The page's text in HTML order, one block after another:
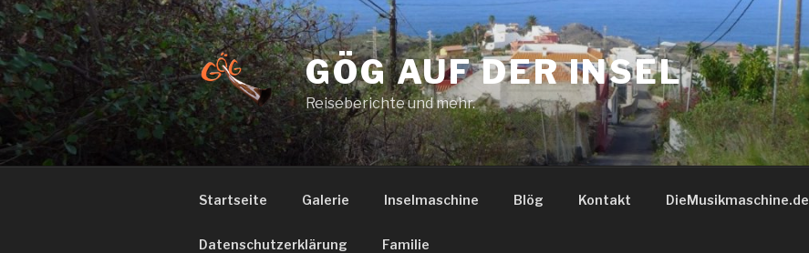
Zum
Inhalt
springen
GÖG AUF DER INSEL
Reiseberichte und mehr.
Startseite Galerie Inselmaschine Blög Kontakt DieMusikmaschine.de
Datenschutzerklärung Familie